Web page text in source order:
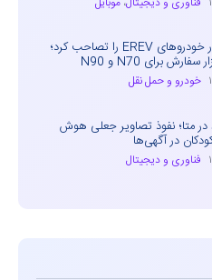
شیائومی بازار خودروهای EREV را تصاحب کرد؛
خودرو و حمل نقل
متا؛ نفوذ تصاویر جعلی هوش
در آگهی‌ها
فناوری و دیجیتال